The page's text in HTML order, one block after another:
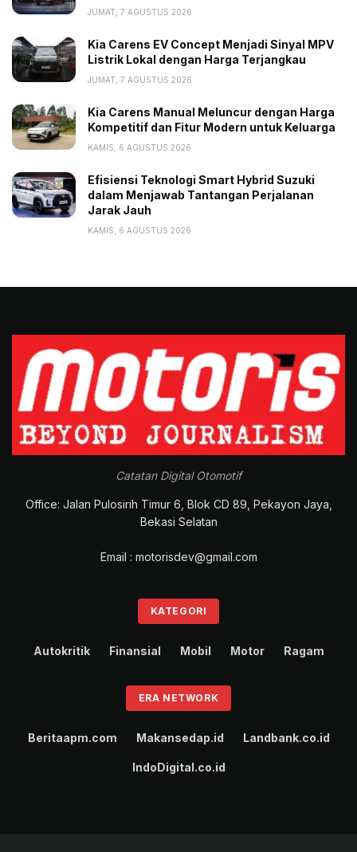
JUMAT, 7 AGUSTUS 2026
Kia Carens EV Concept Menjadi Sinyal MPV
Listrik Lokal dengan Harga Terjangkau
JUMAT, 7 AGUSTUS 2026
Kia Carens Manual Meluncur dengan Harga
Kompetitif dan Fitur Modern untuk Keluarga
KAMIS, 6 AGUSTUS 2026
Efisiensi Teknologi Smart Hybrid Suzuki
dalam Menjawab Tantangan Perjalanan
Jarak Jauh
KAMIS, 6 AGUSTUS 2026
Catatan Digital Otomotif
Office: Jalan Pulosirih Timur 6, Blok CD 89, Pekayon Jaya,
Bekasi Selatan
Email : motorisdev@gmail.com
KATEGORI
Autokritik Finansial Mobil Motor Ragam
ERA NETWORK
Beritaapm.com Makansedap.id Landbank.co.id
IndoDigital.co.id